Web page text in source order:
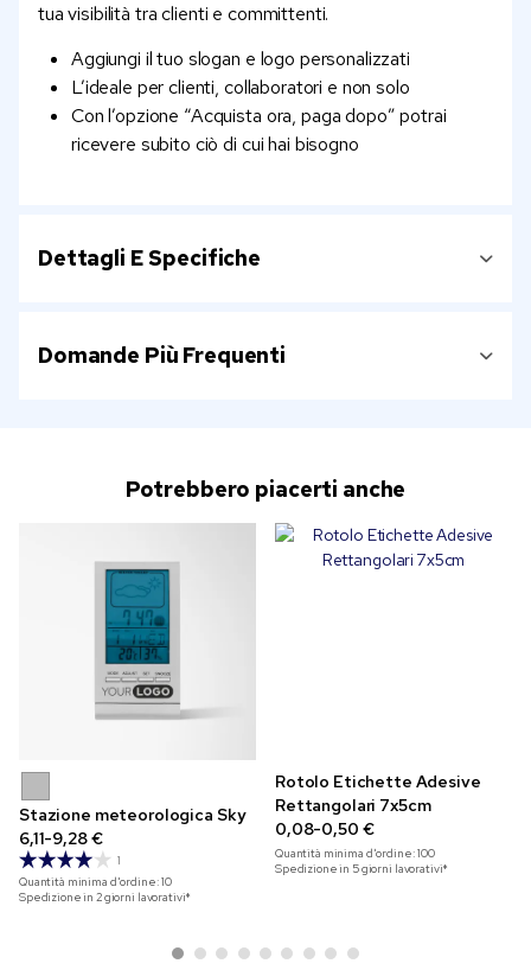
tua visibilità tra clienti e committenti.
Aggiungi il tuo slogan e logo personalizzati
L’ideale per clienti, collaboratori e non solo
Con l’opzione “Acquista ora, paga dopo” potrai
ricevere subito ciò di cui hai bisogno
Dettagli E Specifiche
Domande Più Frequenti
Potrebbero piacerti anche
Stazione meteorologica Sky
6,11-9,28 €
1
Quantità minima d'ordine:10
Spedizione in 2 giorni lavorativi*
Rotolo Etichette Adesive
Rettangolari 7x5cm
0,08-0,50 €
Quantità minima d'ordine:100
Spedizione in 5 giorni lavorativi*